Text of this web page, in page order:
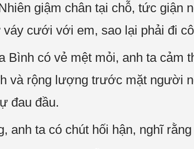
giậm chân tại chỗ, tức giận
cưới với em, sao lại phải đi
Bình có vẻ mệt mỏi, anh ta cảm
và rộng lượng trước mặt người
đau đầu.
anh ta có chút hối hận, nghĩ